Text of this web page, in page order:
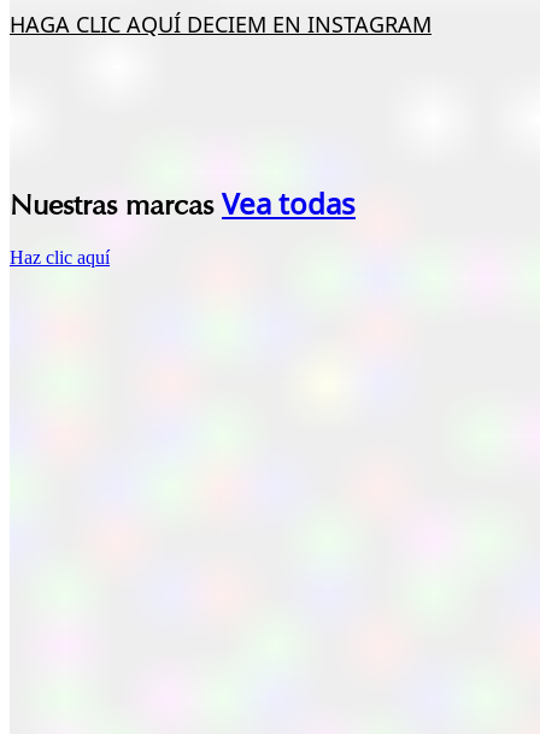
HAGA CLIC AQUÍ DECIEM EN INSTAGRAM
Nuestras marcasVea todas
Haz clic aquí